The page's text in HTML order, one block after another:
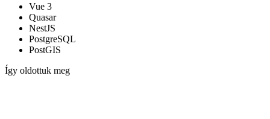
Vue 3
Quasar
NestJS
PostgreSQL
PostGIS
Így oldottuk meg